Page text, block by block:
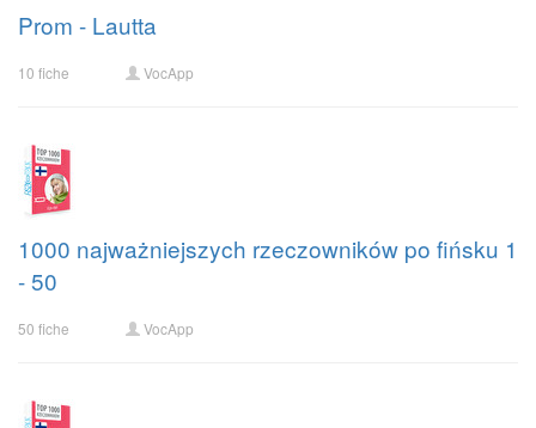
Prom - Lautta
10 fiche VocApp
1000 najważniejszych rzeczowników po fińsku 1
- 50
50 fiche VocApp